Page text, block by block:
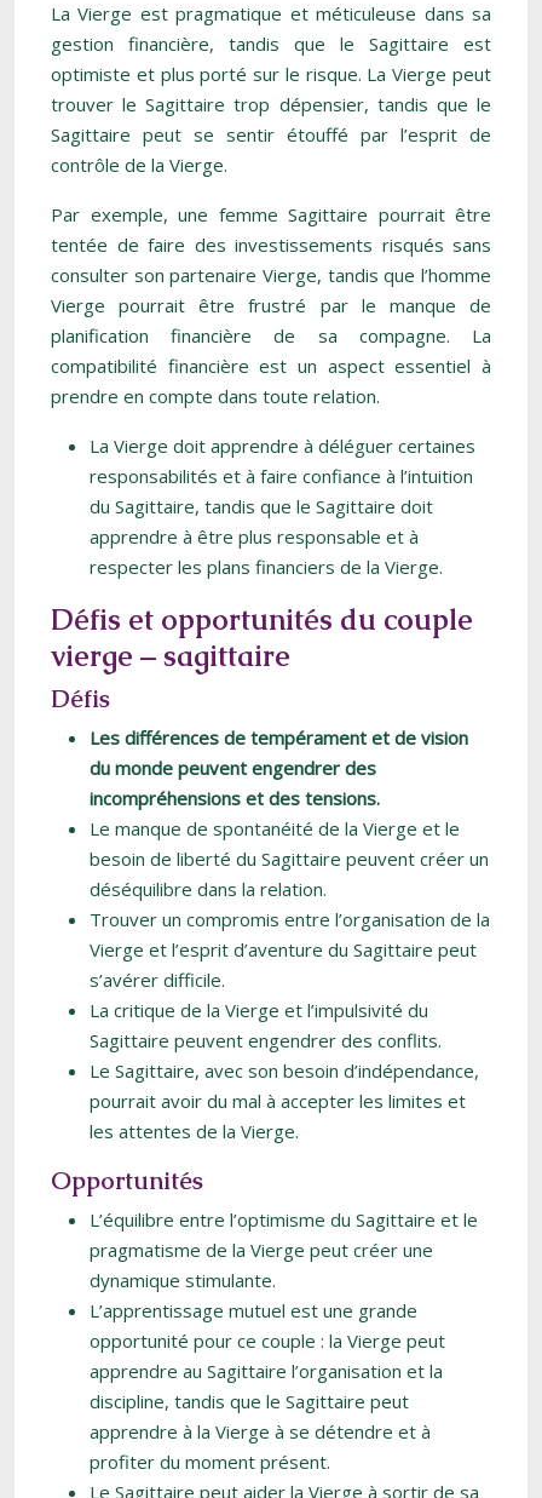
La Vierge est pragmatique et méticuleuse dans sa
gestion financière, tandis que le Sagittaire est
optimiste et plus porté sur le risque. La Vierge peut
trouver le Sagittaire trop dépensier, tandis que le
Sagittaire peut se sentir étouffé par l’esprit de
contrôle de la Vierge.
Par exemple, une femme Sagittaire pourrait être
tentée de faire des investissements risqués sans
consulter son partenaire Vierge, tandis que l’homme
Vierge pourrait être frustré par le manque de
planification financière de sa compagne. La
compatibilité financière est un aspect essentiel à
prendre en compte dans toute relation.
La Vierge doit apprendre à déléguer certaines
responsabilités et à faire confiance à l’intuition
du Sagittaire, tandis que le Sagittaire doit
apprendre à être plus responsable et à
respecter les plans financiers de la Vierge.
Défis et opportunités du couple
vierge – sagittaire
Défis
Les différences de tempérament et de vision
du monde peuvent engendrer des
incompréhensions et des tensions.
Le manque de spontanéité de la Vierge et le
besoin de liberté du Sagittaire peuvent créer un
déséquilibre dans la relation.
Trouver un compromis entre l’organisation de la
Vierge et l’esprit d’aventure du Sagittaire peut
s’avérer difficile.
La critique de la Vierge et l’impulsivité du
Sagittaire peuvent engendrer des conflits.
Le Sagittaire, avec son besoin d’indépendance,
pourrait avoir du mal à accepter les limites et
les attentes de la Vierge.
Opportunités
L’équilibre entre l’optimisme du Sagittaire et le
pragmatisme de la Vierge peut créer une
dynamique stimulante.
L’apprentissage mutuel est une grande
opportunité pour ce couple : la Vierge peut
apprendre au Sagittaire l’organisation et la
discipline, tandis que le Sagittaire peut
apprendre à la Vierge à se détendre et à
profiter du moment présent.
Le Sagittaire peut aider la Vierge à sortir de sa